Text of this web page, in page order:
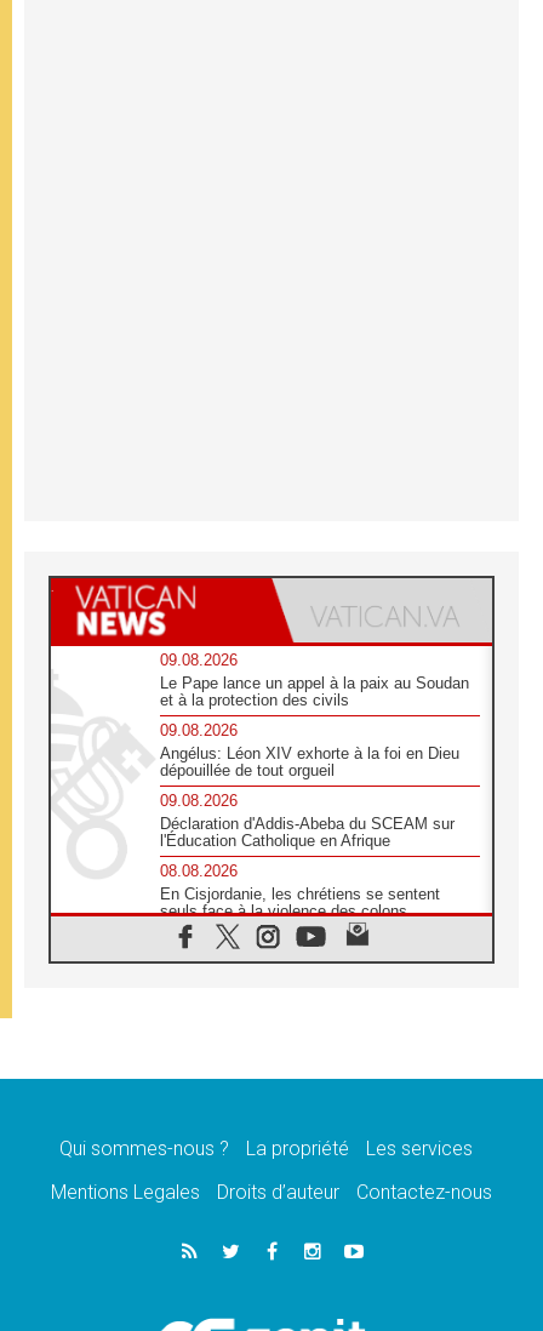
09.08.2026
Le Pape lance un appel à la paix au Soudan
et à la protection des civils
09.08.2026
Angélus: Léon XIV exhorte à la foi en Dieu
dépouillée de tout orgueil
09.08.2026
Déclaration d'Addis-Abeba du SCEAM sur
l'Éducation Catholique en Afrique
08.08.2026
En Cisjordanie, les chrétiens se sentent
seuls face à la violence des colons
08.08.2026
Léon XIV au sanctuaire de Notre Dame du
08.08.2026
08.08.2026
catholiques
Au Bangladesh, l'Église accompagne les
Dalits sur le chemin de la dignité
Philippines: le vicariat apostolique de
Qui sommes-nous ? La propriété
Les services
Mentions Legales
Droits d’auteur Contactez-nous